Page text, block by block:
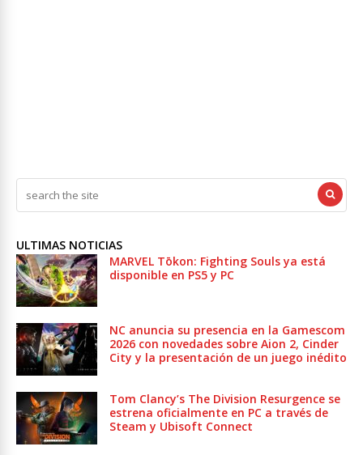
ULTIMAS NOTICIAS
MARVEL Tōkon: Fighting Souls ya está
disponible en PS5 y PC
NC anuncia su presencia en la Gamescom
2026 con novedades sobre Aion 2, Cinder
City y la presentación de un juego inédito
Tom Clancy’s The Division Resurgence se
estrena oficialmente en PC a través de
Steam y Ubisoft Connect